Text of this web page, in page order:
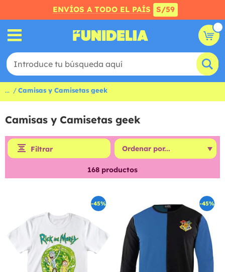
ENVÍOS A TODO EL PAÍS S/59
... Camisas y Camisetas geek
Camisas y Camisetas geek
Filtrar
168 productos
-45% -45%